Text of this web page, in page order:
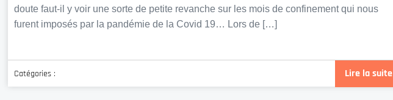
doute faut-il y voir une sorte de petite revanche sur les mois de confinement qui nous
furent imposés par la pandémie de la Covid 19… Lors de […]
Lire la suite
Catégories :